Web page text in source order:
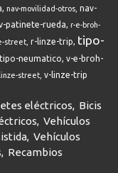
nav-movilidad-otros nav-
patinete-rueda
r-e-broh-
street r-linze-trip
tipo-
tipo-neumatico v-e-broh-
street v-linze-trip
eléctricos
Bicis
Vehículos
Vehículos
Recambios